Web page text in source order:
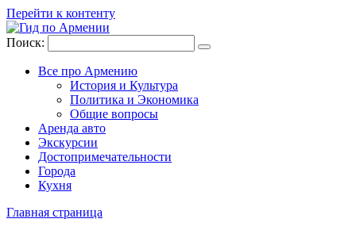
Перейти к контенту
Поиск:
Все про Армению
История и Культура
Политика и Экономика
Общие вопросы
Аренда авто
Экскурсии
Достопримечательности
Города
Кухня
Главная страница